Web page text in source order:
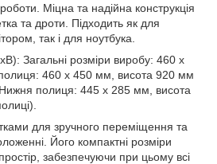
Міцна та надійна конструкція
та дроти. Підходить як для
так і для ноутбука.
Загальні розміри виробу: 460 x
460 x 450 мм, висота 920 мм
Нижня полиця: 445 x 285 мм, висота
для зручного переміщення та
Його компактні розміри
забезпечуючи при цьому всі